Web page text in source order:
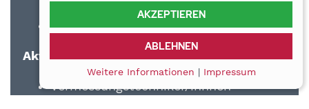
(ab August 2026)
Praktikumsplätze zu vergeben
Aktuelle Stellenangebote
Vermessungstechniker/innnen
AKZEPTIEREN
ABLEHNEN
Weitere Informationen | Impressum